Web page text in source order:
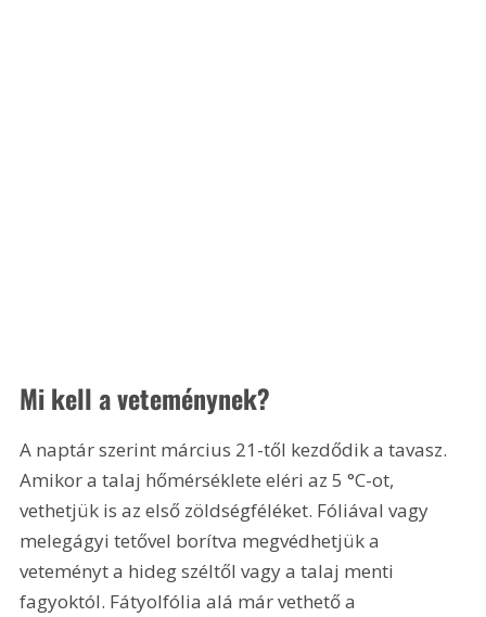
Mi kell a veteménynek?
A naptár szerint március 21-től kezdődik a tavasz.
Amikor a talaj hőmérséklete eléri az 5 °C-ot,
vethetjük is az első zöldségféléket. Fóliával vagy
melegágyi tetővel borítva megvédhetjük a
veteményt a hideg széltől vagy a talaj menti
fagyoktól. Fátyolfólia alá már vethető a